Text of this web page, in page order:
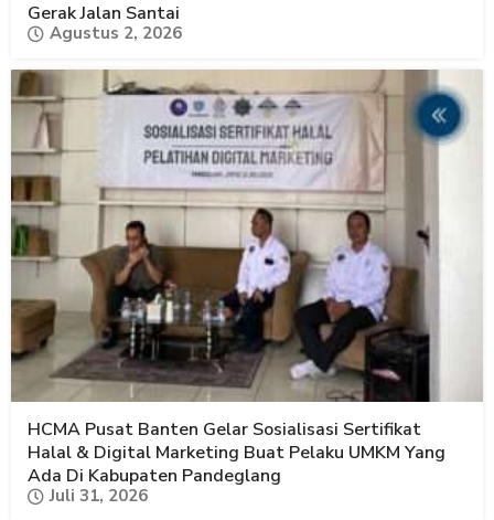
Gerak Jalan Santai
Agustus 2, 2026
HCMA Pusat Banten Gelar Sosialisasi Sertifikat
Halal & Digital Marketing Buat Pelaku UMKM Yang
Ada Di Kabupaten Pandeglang
Juli 31, 2026